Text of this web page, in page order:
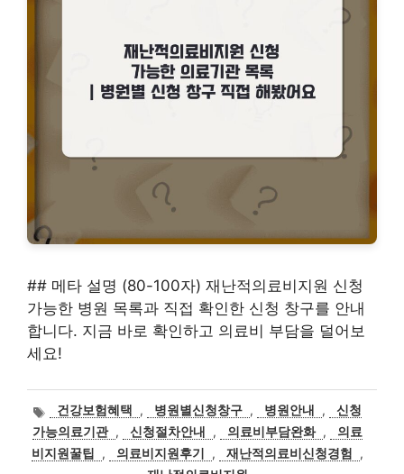
## 메타 설명 (80-100자) 재난적의료비지원 신청
가능한 병원 목록과 직접 확인한 신청 창구를 안내
합니다. 지금 바로 확인하고 의료비 부담을 덜어보
세요!
태
그
건강보험혜택 , 병원별신청창구 , 병원안내 ,
신청
가능의료기관 , 신청절차안내 , 의료비부담완화 ,
의료
비지원꿀팁
, 의료비지원후기 , 재난적의료비신청경험
,